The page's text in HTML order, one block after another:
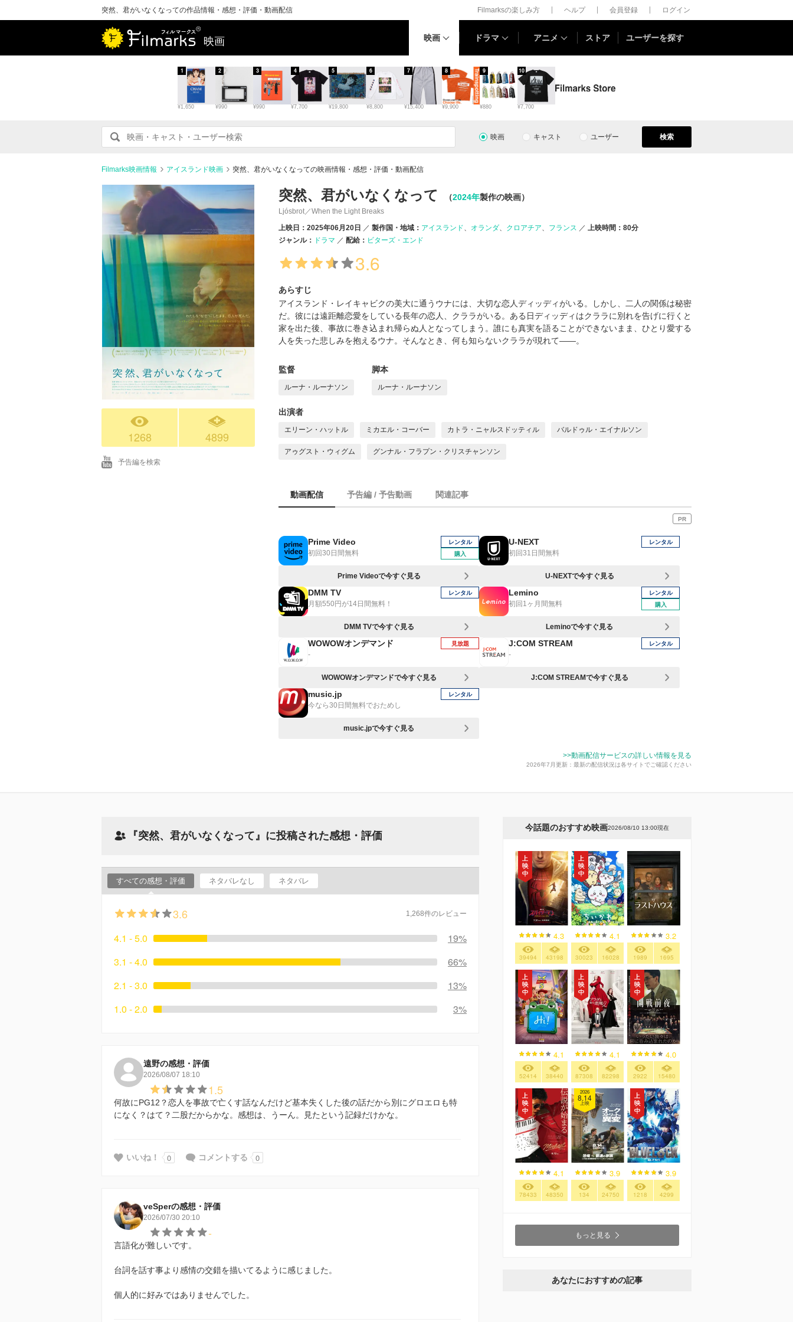
突然、君がいなくなっての作品情報・感想・評価・動画配信 Filmarksの楽しみ方 ヘルプ 会員登録 ログイン
映画 映画 ドラマ アニメ ストア ユーザーを探す
¥1,650
1
¥990
2
¥990
3
¥7,700
4
¥19,800
5
¥8,800
6
¥15,400
7
¥9,900
8
¥880
9
¥7,700
10
映画 キャスト ユーザー 検索
Filmarks映画情報 アイスランド映画 突然、君がいなくなっての映画情報・感想・評価・動画配信
1268 4899
予告編を検索
突然、君がいなくなって （2024年製作の映画）
Ljósbrot／When the Light Breaks
上映日：2025年06月20日
製作国・地域： アイスランド オランダ クロアチア フランス
上映時間：80分
ジャンル： ドラマ 配給： ビターズ・エンド
3.6
あらすじ
アイスランド・レイキャビクの美大に通うウナには、大切な恋人ディッディがいる。しかし、二人の関係は秘密
だ。彼には遠距離恋愛をしている長年の恋人、クララがいる。ある日ディッディはクララに別れを告げに行くと
家を出た後、事故に巻き込まれ帰らぬ人となってしまう。誰にも真実を語ることができないまま、ひとり愛する
人を失った悲しみを抱えるウナ。そんなとき、何も知らないクララが現れて――。
監督
ルーナ・ルーナソン
脚本
ルーナ・ルーナソン
出演者
エリーン・ハットル ミカエル・コーバー カトラ・ニャルスドッティル バルドゥル・エイナルソン
アゥグスト・ウィグム グンナル・フラプン・クリスチャンソン
動画配信 予告編 / 予告動画 関連記事
PR
Prime Video
初回30日間無料
レンタル
購入
Prime Videoで今すぐ見る
U-NEXT
初回31日間無料
レンタル
U-NEXTで今すぐ見る
DMM TV
月額550円が14日間無料！
レンタル
DMM TVで今すぐ見る
Lemino
初回1ヶ月間無料
レンタル
購入
Leminoで今すぐ見る
WOWOWオンデマンド
-
見放題
WOWOWオンデマンドで今すぐ見る
J:COM STREAM
-
レンタル
J:COM STREAMで今すぐ見る
music.jp
今なら30日間無料でおためし
レンタル
music.jpで今すぐ見る
>>動画配信サービスの詳しい情報を見る
2026年7月更新：最新の配信状況は各サイトでご確認ください
『突然、君がいなくなって』に投稿された感想・評価
すべての感想・評価 ネタバレなし ネタバレ
3.6 1,268件のレビュー
4.1 - 5.0
19%
3.1 - 4.0
66%
2.1 - 3.0
13%
1.0 - 2.0
3%
遠野の感想・評価
2026/08/07 18:10
1.5
何故にPG12？恋人を事故で亡くす話なんだけど基本失くした後の話だから別にグロエロも特
になく？はて？二股だからかな。感想は、うーん。見たという記録だけかな。
いいね！ 0 コメントする 0
veSperの感想・評価
2026/07/30 20:10
-
言語化が難しいです。
台詞を話す事より感情の交錯を描いてるように感じました。
個人的に好みではありませんでした。
今話題のおすすめ映画2026/08/10 13:00現在
4.3
39494 43198
4.1
30023 16028
3.2
1989 1695
4.1
52414 38440
4.1
87308 82298
4.0
2922 15480
4.1
78433 48350
2026
8.14
上映
3.9
134 24750
3.9
1218 4299
もっと見る
あなたにおすすめの記事